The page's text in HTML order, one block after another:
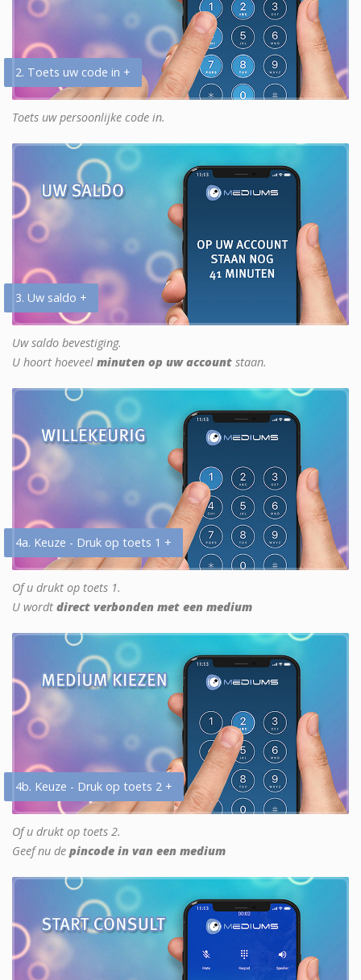
2. Toets uw code in +
Toets uw persoonlijke code in.
3. Uw saldo +
Uw saldo bevestiging.
U hoort hoeveel minuten op uw account staan.
4a. Keuze - Druk op toets 1 +
Of u drukt op toets 1.
U wordt direct verbonden met een medium
4b. Keuze - Druk op toets 2 +
Of u drukt op toets 2.
Geef nu de pincode in van een medium